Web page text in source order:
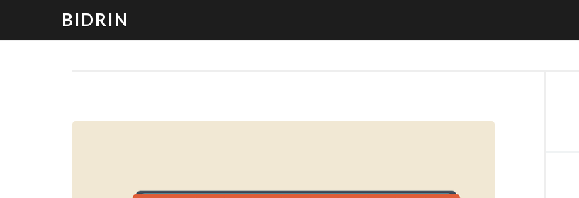
BIDRIN